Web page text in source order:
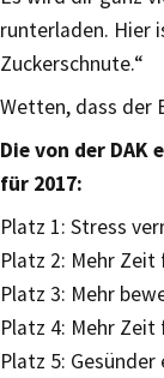
runterladen. Hier
Zuckerschnute.“
Wetten, dass der
Die von der
für 2017:
Platz 1: Stress
Platz 2: Mehr
Platz 3: Mehr
Platz 4: Mehr
Platz 5: